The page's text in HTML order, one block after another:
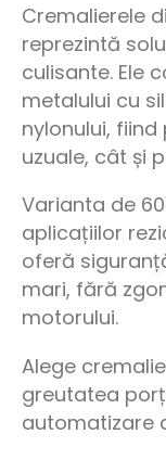
Cremalierele
reprezintă
culisante. Ele
metalului cu
nylonului,
uzuale, cât și
Varianta de
aplicațiilor
oferă
mari, fără
motorului.
Alege
greutatea
automatizare